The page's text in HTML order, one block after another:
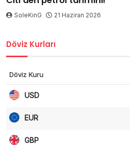
SoleKinG 21 Haziran 2026
Döviz Kurları
Döviz Kuru
USD
EUR
GBP